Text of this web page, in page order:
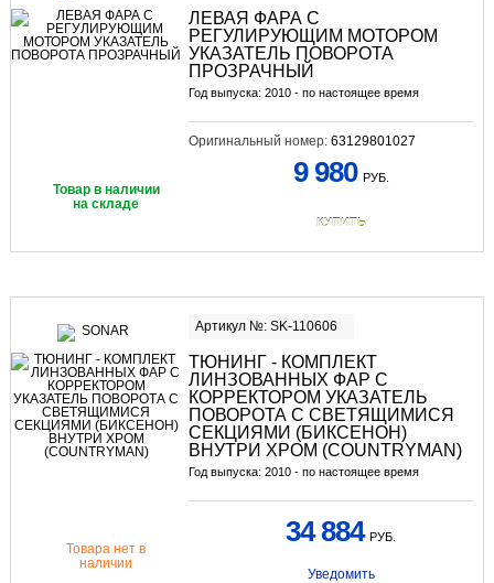
ЛЕВАЯ ФАРА С
РЕГУЛИРУЮЩИМ МОТОРОМ
УКАЗАТЕЛЬ ПОВОРОТА
ПРОЗРАЧНЫЙ
Год выпуска: 2010 - по настоящее время
Оригинальный номер: 63129801027
Товар в наличии
на складе
9 980 РУБ.
КУПИТЬ
Артикул №: SK-110606
ТЮНИНГ- КОМПЛЕКТ
ЛИНЗОВАННЫХ ФАР С
КОРРЕКТОРОМ УКАЗАТЕЛЬ
ПОВОРОТА С СВЕТЯЩИМИСЯ
СЕКЦИЯМИ (БИКСЕНОН)
ВНУТРИ ХРОМ (COUNTRYMAN)
Год выпуска: 2010 - по настоящее время
Товара нет в
наличии
34 884 РУБ.
Уведомить